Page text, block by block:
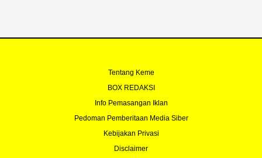
Tentang Keme
BOX REDAKSI
Info Pemasangan Iklan
Pedoman Pemberitaan Media Siber
Kebijakan Privasi
Disclaimer